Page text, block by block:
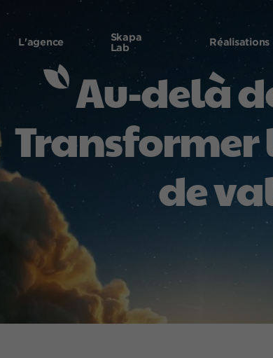
L'agence
Skapa
Lab
Réalisations
Au-delà
Transformer
de